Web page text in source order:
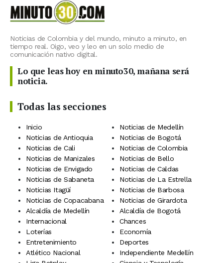
Noticias de Colombia y del mundo, minuto a minuto, en
tiempo real. Oigo, veo y leo en un solo medio de
comunicación nativo digital.
Lo que leas hoy en minuto30, mañana será
noticia.
Todas las secciones
Inicio
Noticias de Medellín
Noticias de Antioquia
Noticias de Bogotá
Noticias de Cali
Noticias de Colombia
Noticias de Manizales
Noticias de Bello
Noticias de Envigado
Noticias de Caldas
Noticias de Sabaneta
Noticias de La Estrella
Noticias Itagüí
Noticias de Barbosa
Noticias de Copacabana
Noticias de Girardota
Alcaldía de Medellín
Alcaldía de Bogotá
Internacional
Chances
Loterías
Economía
Entretenimiento
Deportes
Atlético Nacional
Independiente Medellín